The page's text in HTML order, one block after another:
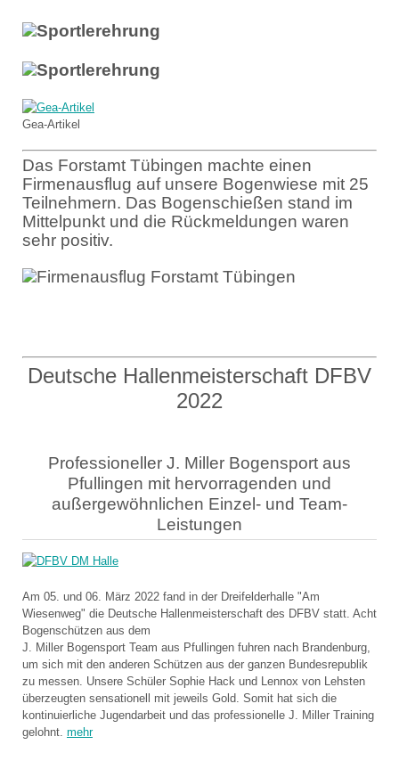
Gea-Artikel
Das Forstamt Tübingen machte einen
Firmenausflug auf unsere Bogenwiese mit 25
Teilnehmern. Das Bogenschießen stand im
Mittelpunkt und die Rückmeldungen waren
sehr positiv.
Deutsche Hallenmeisterschaft DFBV
2022
Professioneller J. Miller Bogensport aus
Pfullingen mit hervorragenden und
außergewöhnlichen Einzel- und Team-
Leistungen
Am 05. und 06. März 2022 fand in der Dreifelderhalle "Am
Wiesenweg" die Deutsche Hallenmeisterschaft des DFBV statt. Acht
Bogenschützen aus dem
J. Miller Bogensport Team aus Pfullingen fuhren nach Brandenburg,
um sich mit den anderen Schützen aus der ganzen Bundesrepublik
zu messen. Unsere Schüler Sophie Hack und Lennox von Lehsten
überzeugten sensationell mit jeweils Gold. Somit hat sich die
kontinuierliche Jugendarbeit und das professionelle J. Miller Training
gelohnt. mehr